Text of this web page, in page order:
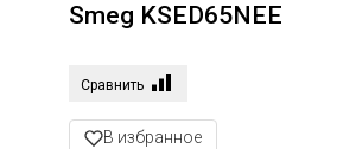
Smeg KSED65NEE
Сравнить
В избранное